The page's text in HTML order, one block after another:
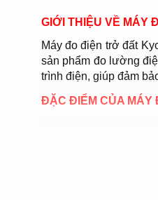
GIỚI THIỆU VỀ MÁY
Máy đo điện trở đất
sản phẩm đo lường
trình điện, giúp đảm
ĐẶC ĐIỂM CỦA MÁY